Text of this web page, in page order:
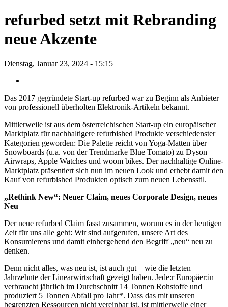
refurbed setzt mit Rebranding
neue Akzente
Dienstag, Januar 23, 2024 - 15:15
Das 2017 gegründete Start-up refurbed war zu Beginn als Anbieter
von professionell überholten Elektronik-Artikeln bekannt.
Mittlerweile ist aus dem österreichischen Start-up ein europäischer
Marktplatz für nachhaltigere refurbished Produkte verschiedenster
Kategorien geworden: Die Palette reicht von Yoga-Matten über
Snowboards (u.a. von der Trendmarke Blue Tomato) zu Dyson
Airwraps, Apple Watches und woom bikes. Der nachhaltige Online-
Marktplatz präsentiert sich nun im neuen Look und erhebt damit den
Kauf von refurbished Produkten optisch zum neuen Lebensstil.
„Rethink New“: Neuer Claim, neues Corporate Design, neues
Neu
Der neue refurbed Claim fasst zusammen, worum es in der heutigen
Zeit für uns alle geht: Wir sind aufgerufen, unsere Art des
Konsumierens und damit einhergehend den Begriff „neu“ neu zu
denken.
Denn nicht alles, was neu ist, ist auch gut – wie die letzten
Jahrzehnte der Linearwirtschaft gezeigt haben. Jede:r Europäer:in
verbraucht jährlich im Durchschnitt 14 Tonnen Rohstoffe und
produziert 5 Tonnen Abfall pro Jahr*. Dass das mit unseren
begrenzten Ressourcen nicht vereinbar ist, ist mittlerweile einer